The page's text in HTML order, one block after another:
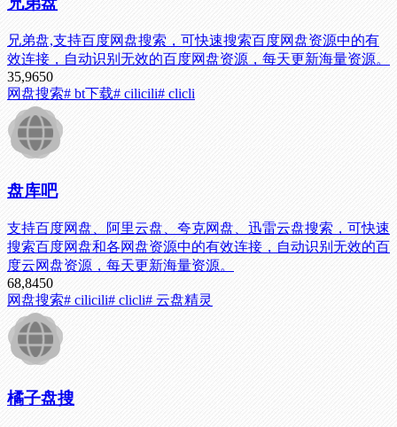
兄弟盘,支持百度网盘搜索，可快速搜索百度网盘资源中的有
效连接，自动识别无效的百度网盘资源，每天更新海量资源。
35,9650
网盘搜索# bt下载# cilicili# clicli
盘库吧
支持百度网盘、阿里云盘、夸克网盘、迅雷云盘搜索，可快速
搜索百度网盘和各网盘资源中的有效连接，自动识别无效的百
度云网盘资源，每天更新海量资源。
68,8450
网盘搜索# cilicili# clicli# 云盘精灵
橘子盘搜